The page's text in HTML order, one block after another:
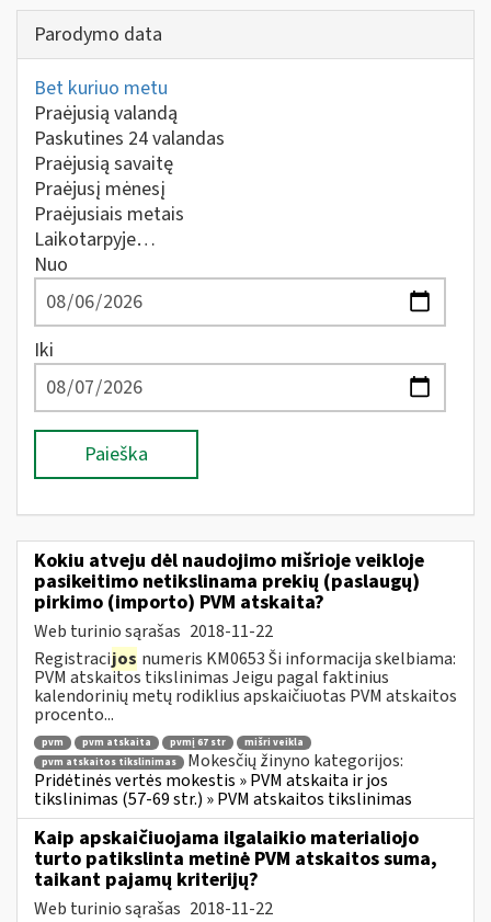
Parodymo data
Bet kuriuo metu
Praėjusią valandą
Paskutines 24 valandas
Praėjusią savaitę
Praėjusį mėnesį
Praėjusiais metais
Laikotarpyje…
Nuo
Iki
Paieška
Kokiu atveju dėl naudojimo mišrioje veikloje
pasikeitimo netikslinama prekių (paslaugų)
pirkimo (importo) PVM atskaita?
Web turinio sąrašas 2018-11-22
Registracijos numeris KM0653 Ši informacija skelbiama:
PVM atskaitos tikslinimas Jeigu pagal faktinius
kalendorinių metų rodiklius apskaičiuotas PVM atskaitos
procento...
pvm pvm atskaita pvmį 67 str
mišri veikla
pvm atskaitos tikslinimas
Mokesčių žinyno kategorijos:
Pridėtinės vertės mokestis » PVM atskaita ir jos
tikslinimas (57-69 str.) » PVM atskaitos tikslinimas
Kaip apskaičiuojama ilgalaikio materialiojo
turto patikslinta metinė PVM atskaitos suma,
taikant pajamų kriterijų?
Web turinio sąrašas 2018-11-22